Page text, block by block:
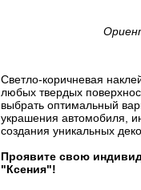
Светло-коричневая
любых твердых
выбрать оптимальный
украшения автомобиля,
создания уникальных
Проявите свою
"Ксения"!